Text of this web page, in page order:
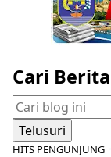
Cari Berita
HITS PENGUNJUNG